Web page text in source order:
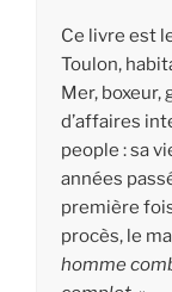
Ce livre est
Toulon,
Mer, boxeur,
d’affaires
people : sa
années
première
procès, le
homme